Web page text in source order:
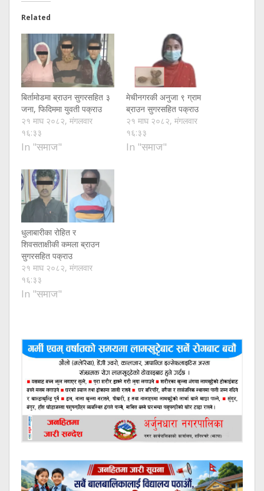
Related
बिर्तामोडमा ब्राउन सुगरसहित ३
जना, फिदिममा युवती पक्राउ
२१ माघ २०८२, मंगलवार
१६:३३
In "समाज"
मेचीनगरकी अनुजा ९ ग्राम
ब्राउन सुगरसहित पक्राउ
२१ माघ २०८२, मंगलवार
१६:३३
In "समाज"
धुलाबारीका रोहित र
शिवसताक्षीकी कमला ब्राउन
सुगरसहित पक्राउ
२१ माघ २०८२, मंगलवार
१६:३३
In "समाज"